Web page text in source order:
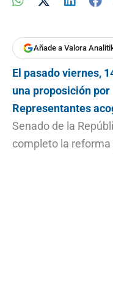
Añade a Valora
El pasado viernes,
una proposición
Representantes
Senado de la
completo la reforma